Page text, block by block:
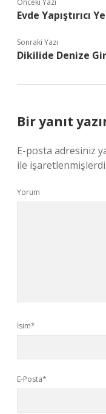
Önceki Yazı
Evde Yapıştırıcı
Sonraki Yazı
Dikilide Denize
Bir yanıt
E-posta adresiniz
ile
Yorum
İsim*
E-Posta*